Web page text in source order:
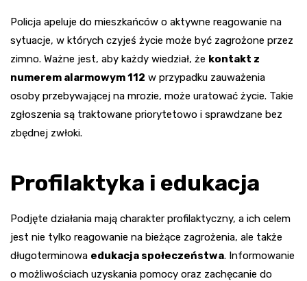
Policja apeluje do mieszkańców o aktywne reagowanie na
sytuacje, w których czyjeś życie może być zagrożone przez
zimno. Ważne jest, aby każdy wiedział, że kontakt z
numerem alarmowym 112 w przypadku zauważenia
osoby przebywającej na mrozie, może uratować życie. Takie
zgłoszenia są traktowane priorytetowo i sprawdzane bez
zbędnej zwłoki.
Profilaktyka i edukacja
Podjęte działania mają charakter profilaktyczny, a ich celem
jest nie tylko reagowanie na bieżące zagrożenia, ale także
długoterminowa edukacja społeczeństwa. Informowanie
o możliwościach uzyskania pomocy oraz zachęcanie do